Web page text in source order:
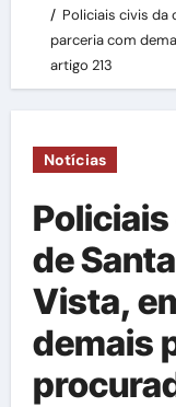
Policiais civis da
parceria com
artigo 213
Notícias
de
Vista,
demais